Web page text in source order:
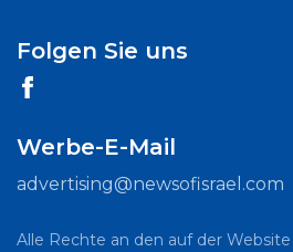
Folgen Sie uns
Werbe-E-Mail
advertising@newsofisrael.com
Alle Rechte an den auf der